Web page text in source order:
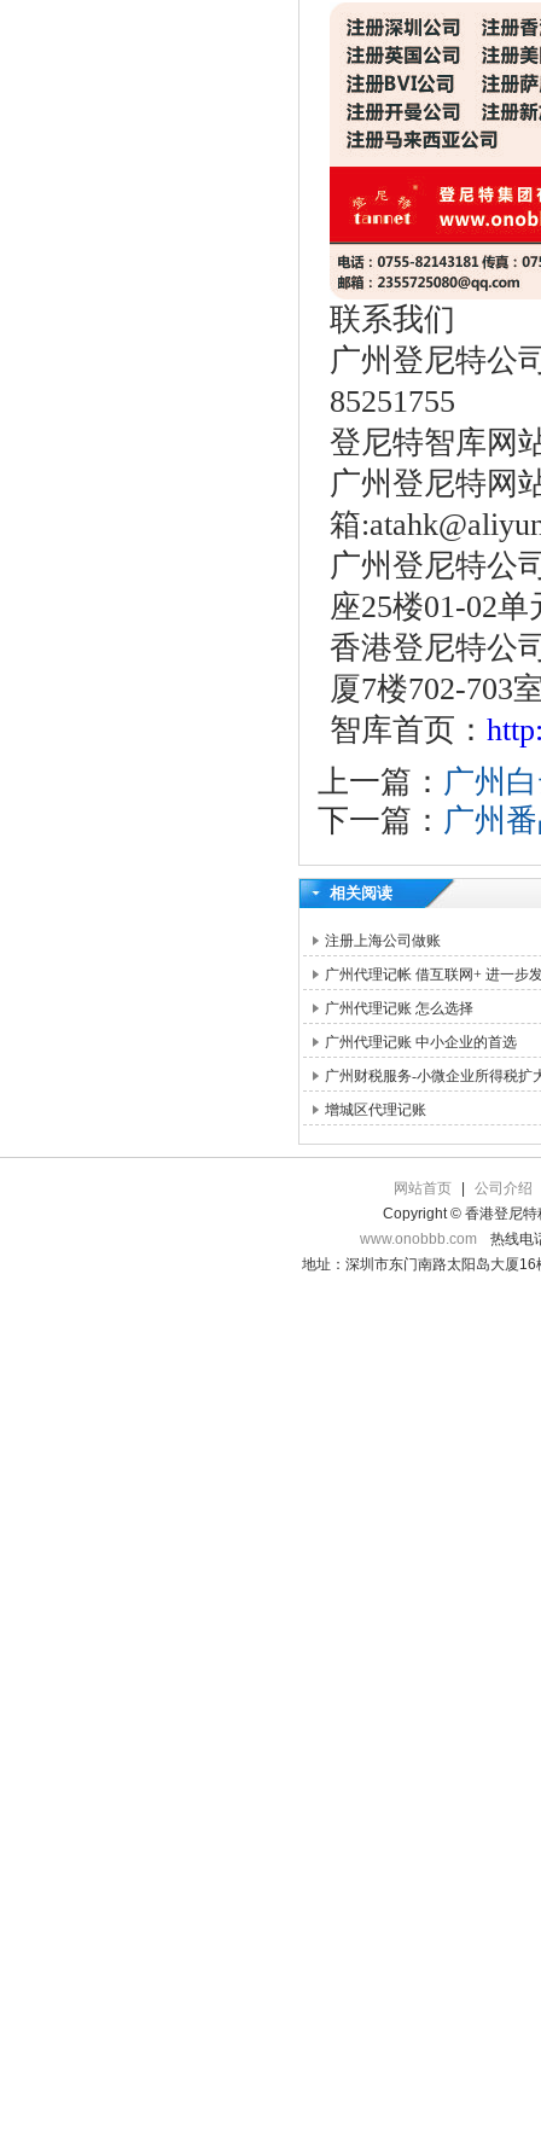
联系我们
广州登尼特
85251755
登尼特智库网
广州登尼特网
箱
广州登尼特公
座25楼01-02单
香港登尼特公
厦7楼702-703
智库首页：
上一篇： 广州
下一篇： 广州
相关阅读
注册上海公司做账
广州代理记帐 借互联网+ 进一步
广州代理记账 怎么选择
广州代理记账 中小企业的首选
广州财税服务-小微企业所得税扩
增城区代理记账
网站首页
公司介绍
Copyright © 香港登尼特
www.onobbb.com
热线电
地址：深圳市东门南路太阳岛大厦